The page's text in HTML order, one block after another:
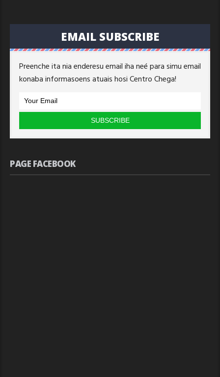
EMAIL SUBSCRIBE
Preenche ita nia enderesu email iha neé para simu email
konaba informasoens atuais hosi Centro Chega!
PAGE FACEBOOK